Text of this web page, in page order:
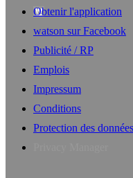
Obtenir l'application
watson sur Facebook
Publicité / RP
Emplois
Impressum
Conditions
Protection des données